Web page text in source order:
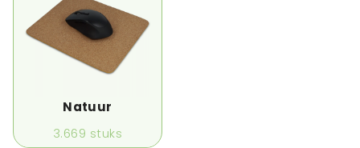
Natuur
3.669 stuks